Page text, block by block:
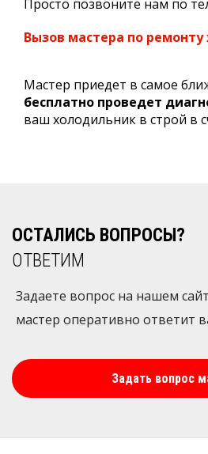
Просто позвоните нам по
Вызов мастера по
Мастер приедет в самое
бесплатно проведет
ваш холодильник в строй в
ОСТАЛИСЬ ВОПРОСЫ?
ОТВЕТИМ
Задаете вопрос на нашем
мастер оперативно ответит
Задать вопрос